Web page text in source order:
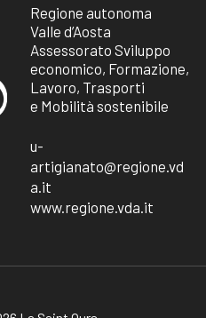
Regione autonoma
Valle d’Aosta
Assessorato Sviluppo
economico, Formazione,
Lavoro, Trasporti
e Mobilità sostenibile
u-
artigianato@regione.vd
a.it
www.regione.vda.it